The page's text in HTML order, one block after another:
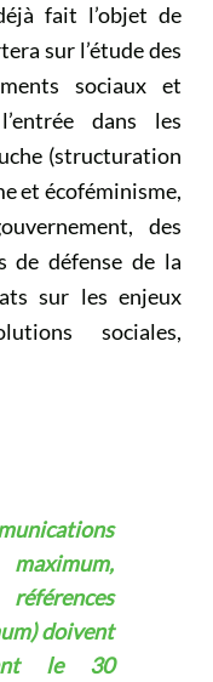
fait l’objet de
sur l’étude des
sociaux et
dans les
(structuration
et écoféminisme,
des
de défense de la
sur les enjeux
sociales,
doivent
le 30